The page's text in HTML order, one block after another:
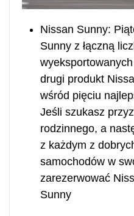
Nissan Sunny:
Sunny z łączną
drugi produkt
wśród pięciu
Jeśli szukasz
rodzinnego, a
z każdym z
samochodów w
zarezerwować
Sunny